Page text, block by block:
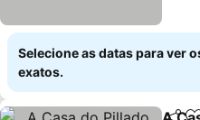
Selecione as datas para ver
exatos.